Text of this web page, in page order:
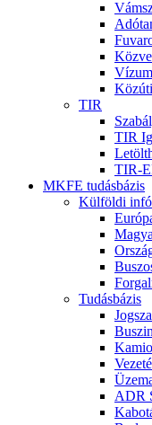
Vízum
TIR
TIR
TIR-
MKFE tudásbázis
Külföldi infó
Tudásbázis
ADR